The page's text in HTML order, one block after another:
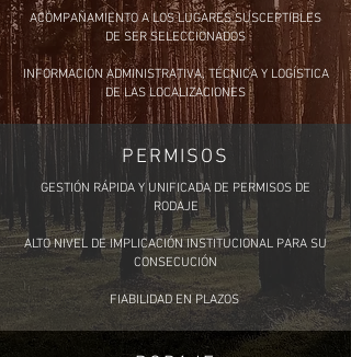
ACOMPAÑAMIENTO A LOS LUGARES SUSCEPTIBLES
DE SER SELECCIONADOS
INFORMACIÓN ADMINISTRATIVA, TÉCNICA Y LOGÍSTICA
DE LAS LOCALIZACIONES
PERMISOS
GESTIÓN RÁPIDA Y UNIFICADA DE PERMISOS DE
RODAJE
ALTO NIVEL DE IMPLICACIÓN INSTITUCIONAL PARA SU
CONSECUCIÓN
FIABILIDAD EN PLAZOS